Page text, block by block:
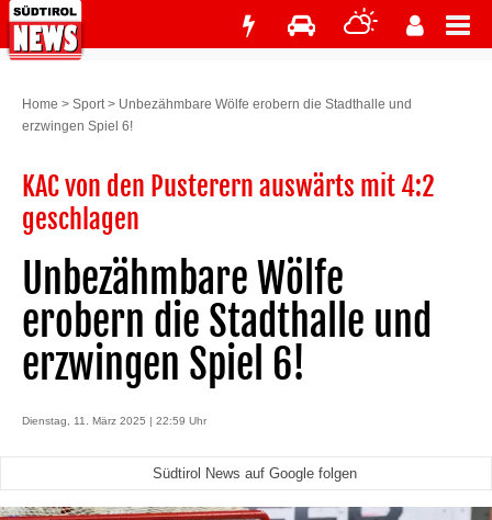
Home > Sport> Unbezähmbare Wölfe erobern die Stadthalle und
erzwingen Spiel 6!
KAC von den Pusterern auswärts mit 4:2
geschlagen
Unbezähmbare Wölfe
erobern die Stadthalle und
erzwingen Spiel 6!
Dienstag, 11. März 2025 | 22:59 Uhr
Südtirol News auf Google folgen